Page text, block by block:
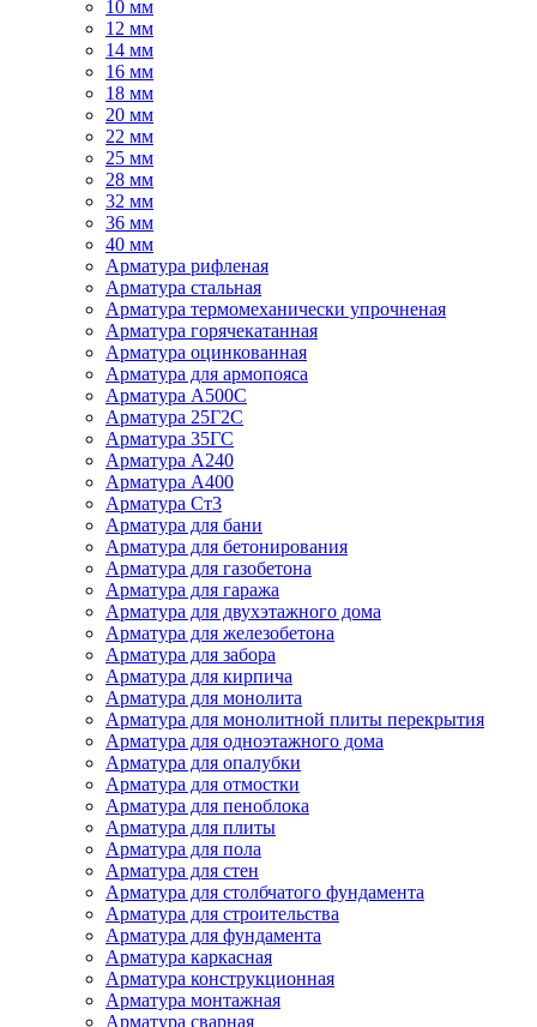
10 мм
12 мм
14 мм
16 мм
18 мм
20 мм
22 мм
25 мм
28 мм
32 мм
36 мм
40 мм
Арматура рифленая
Арматура стальная
Арматура термомеханически упрочненая
Арматура горячекатанная
Арматура оцинкованная
Арматура для армопояса
Арматура A500С
Арматура 25Г2С
Арматура 35ГС
Арматура А240
Арматура А400
Арматура Ст3
Арматура для бани
Арматура для бетонирования
Арматура для газобетона
Арматура для гаража
Арматура для двухэтажного дома
Арматура для железобетона
Арматура для забора
Арматура для кирпича
Арматура для монолита
Арматура для монолитной плиты перекрытия
Арматура для одноэтажного дома
Арматура для опалубки
Арматура для отмостки
Арматура для пеноблока
Арматура для плиты
Арматура для пола
Арматура для стен
Арматура для столбчатого фундамента
Арматура для строительства
Арматура для фундамента
Арматура каркасная
Арматура конструкционная
Арматура монтажная
Арматура сварная